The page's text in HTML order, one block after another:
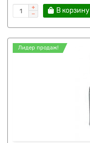
В корзину
Лидер продаж!